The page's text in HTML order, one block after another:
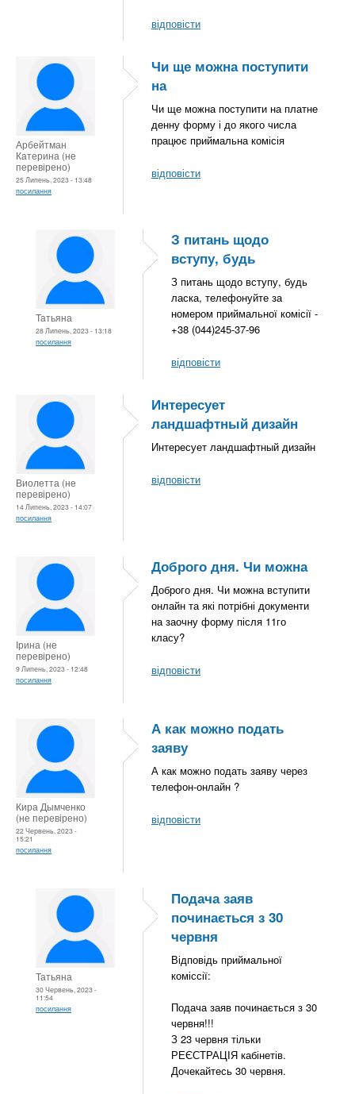
відповісти
Арбейтман
Катерина (не
перевірено)
25 Липень, 2023 - 13:48
посилання
Чи ще можна поступити
на
Чи ще можна поступити на платне
денну форму і до якого числа
працює приймальна комісія
відповісти
Татьяна
28 Липень, 2023 - 13:18
посилання
З питань щодо
вступу, будь
З питань щодо вступу, будь
ласка, телефонуйте за
номером приймальної комісії -
+38 (044)245-37-96
відповісти
Виолетта (не
перевірено)
14 Липень, 2023 - 14:07
посилання
Интересует
ландшафтный дизайн
Интересует ландшафтный дизайн
відповісти
Ірина (не
перевірено)
9 Липень, 2023 - 12:48
посилання
Доброго дня. Чи можна
Доброго дня. Чи можна вступити
онлайн та які потрібні документи
на заочну форму після 11го
класу?
відповісти
Кира Дымченко
(не перевірено)
22 Червень, 2023 -
15:21
посилання
А как можно подать
заяву
А как можно подать заяву через
телефон-онлайн ?
відповісти
Татьяна
30 Червень, 2023 -
11:54
посилання
Подача заяв
починається з 30
червня
Відповідь приймальної
коміссії:
Подача заяв починається з 30
червня!!!
З 23 червня тільки
РЕЄСТРАЦІЯ кабінетів.
Дочекайтесь 30 червня.